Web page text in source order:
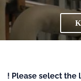
! Please select the